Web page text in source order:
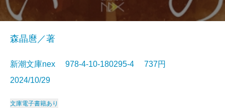
森晶麿／著
新潮文庫nex 978-4-10-180295-4 737円
2024/10/29
文庫電子書籍あり